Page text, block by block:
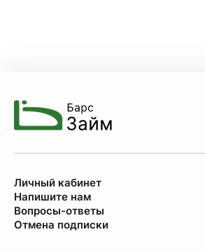
Личный кабинет
Напишите нам
Вопросы-ответы
Отмена подписки